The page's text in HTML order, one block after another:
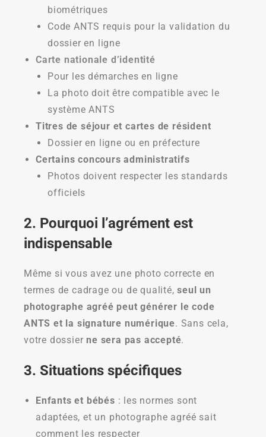
biométriques
Code ANTS requis pour la validation du
dossier en ligne
Carte nationale d’identité
Pour les démarches en ligne
La photo doit être compatible avec le
système ANTS
Titres de séjour et cartes de résident
Dossier en ligne ou en préfecture
Certains concours administratifs
Photos doivent respecter les standards
officiels
2. Pourquoi l’agrément est
indispensable
Même si vous avez une photo correcte en
termes de cadrage ou de qualité,seul un
photographe agréé peut générer le code
ANTS et la signature numérique. Sans cela,
votre dossier ne sera pas accepté.
3. Situations spécifiques
Enfants et bébés : les normes sont
adaptées, et un photographe agréé sait
comment les respecter